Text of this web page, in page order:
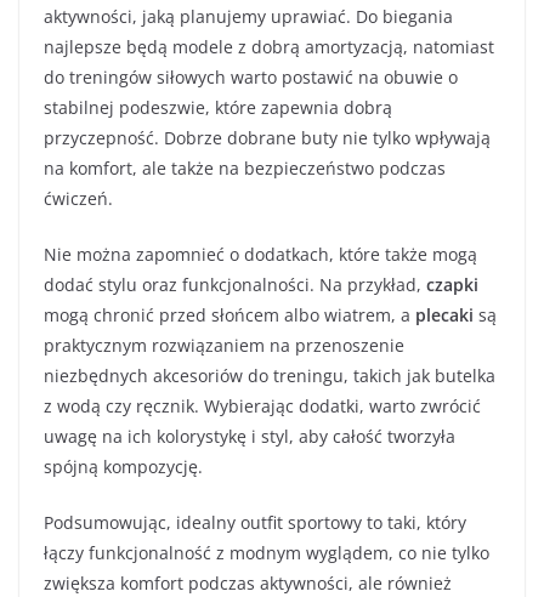
aktywności, jaką planujemy uprawiać. Do biegania
najlepsze będą modele z dobrą amortyzacją, natomiast
do treningów siłowych warto postawić na obuwie o
stabilnej podeszwie, które zapewnia dobrą
przyczepność. Dobrze dobrane buty nie tylko wpływają
na komfort, ale także na bezpieczeństwo podczas
ćwiczeń.
Nie można zapomnieć o dodatkach, które także mogą
dodać stylu oraz funkcjonalności. Na przykład, czapki
mogą chronić przed słońcem albo wiatrem, a plecaki są
praktycznym rozwiązaniem na przenoszenie
niezbędnych akcesoriów do treningu, takich jak butelka
z wodą czy ręcznik. Wybierając dodatki, warto zwrócić
uwagę na ich kolorystykę i styl, aby całość tworzyła
spójną kompozycję.
Podsumowując, idealny outfit sportowy to taki, który
łączy funkcjonalność z modnym wyglądem, co nie tylko
zwiększa komfort podczas aktywności, ale również